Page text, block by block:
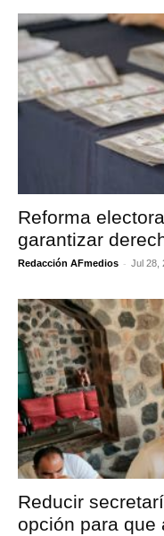
Reforma
garantizar
Redacción AFmedios - Jul 28,
Reducir
opción para que